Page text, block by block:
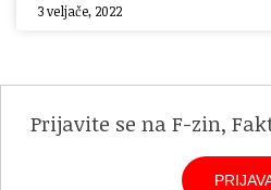
3 veljače, 2022
Prijavite se na F-zin,